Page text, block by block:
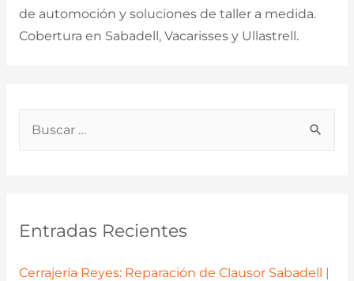
p
Entradas Recientes
Cerrajería Reyes: Reparación de Clausor Sabadell |
de automoción y soluciones de taller a medida.
Cobertura en Sabadell, Vacarisses y Ullastrell.